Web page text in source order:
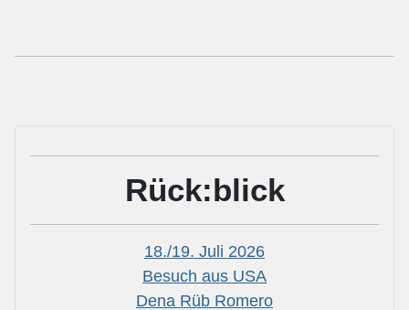
Rück:blick
18./19. Juli 2026
Besuch aus USA
Dena Rüb Romero